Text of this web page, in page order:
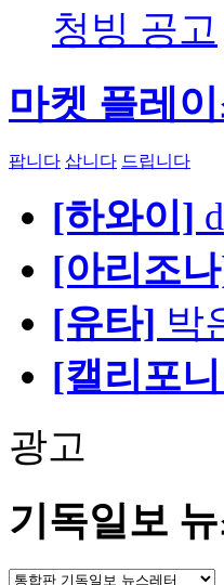
청빙 공고
마켓 플레
팝니다 삽니다 드립니다
[하와이]
[아리조
[유타] 박
[캘리포
광고
기독일보